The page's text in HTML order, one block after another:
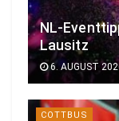
NL-
Lausitz
6. AUGUST
COTTBUS